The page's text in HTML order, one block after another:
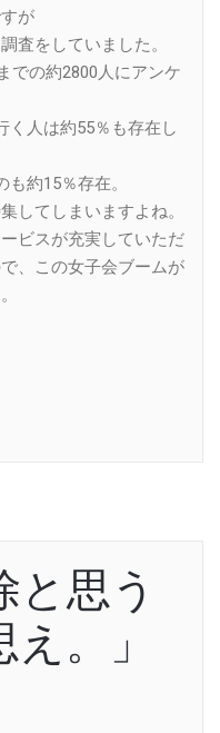
が
査をしていました。
での約2800人にアンケ
く人は約55％も存在し
約15％存在。
してしまいますよね。
ビスが充実していただ
、この女子会ブームが
と思う
。」